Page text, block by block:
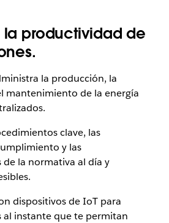
productividad de
la producción, la
mantenimiento de la energía
clave, las
y las
de la normativa al día y
dispositivos de IoT para
al instante que te permitan